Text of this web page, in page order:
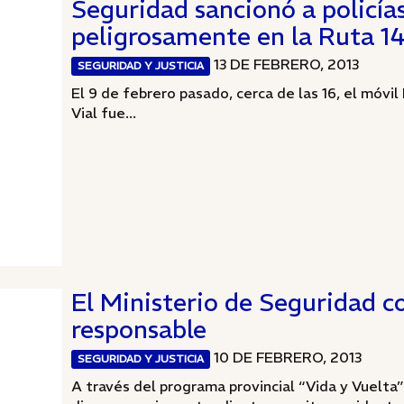
Seguridad sancionó a
peligrosamente en la Ruta
SEGURIDAD Y JUSTICIA
13 DE FEBRERO, 2013
El 9 de febrero pasado, cerca de las 16, el
Vial fue...
El Ministerio de Seguridad
responsable
SEGURIDAD Y JUSTICIA
10 DE FEBRERO, 2013
A través del programa provincial “Vida y